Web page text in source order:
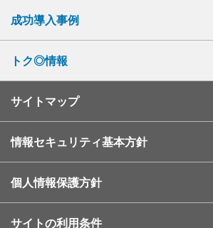
成功導入事例
トク◎情報
サイトマップ
情報セキュリティ基本方針
個人情報保護方針
サイトの利用条件